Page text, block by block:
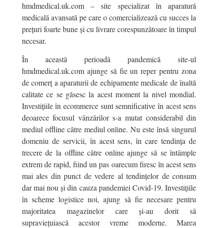
hmdmedical.uk.com – site specializat în aparatură
medicală avansată pe care o comercializează cu succes la
prețuri foarte bune și cu livrare corespunzătoare în timpul
necesar.
În această perioadă pandemică site-ul
hmdmedical.uk.com ajunge să fie un reper pentru zona
de comerț a aparaturii de echipamente medicale de înaltă
calitate ce se găsesc la acest moment la nivel mondial.
Investițiile în ecommerce sunt semnificative în acest sens
deoarece focusul vânzărilor s-a mutat considerabil din
mediul offline către mediul online. Nu este însă singurul
domeniu de servicii, în acest sens, în care tendința de
trecere de la offline către online ajunge să se întâmple
extrem de rapid, fiind un pas oarecum firesc în acest sens
mai ales din punct de vedere al tendințelor de consum
dar mai nou și din cauza pandemiei Covid-19. Investițiile
în scheme logistice noi, ajung să fie necesare pentru
majoritatea magazinelor care și-au dorit să
supraviețuiască acestor vreme moderne. Marea